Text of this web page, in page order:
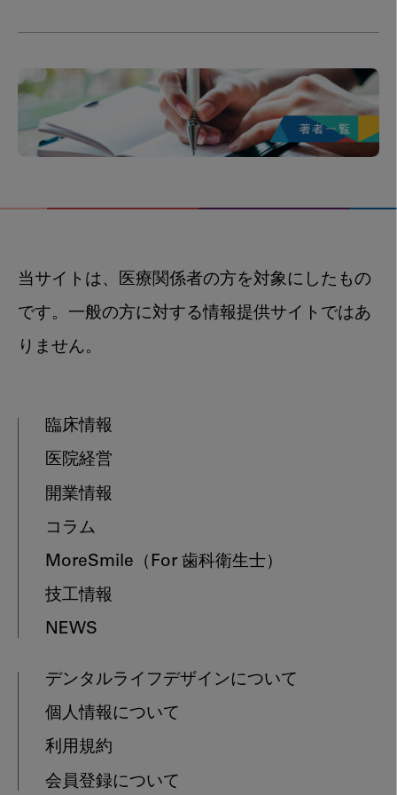
当サイトは、医療関係者の方を対象にしたもの
です。一般の方に対する情報提供サイトではあ
りません。
臨床情報
医院経営
開業情報
コラム
MoreSmile （For 歯科衛生士）
技工情報
NEWS
デンタルライフデザインについて
個人情報について
利用規約
会員登録について